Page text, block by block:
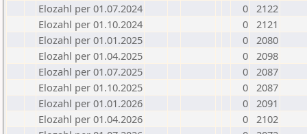
Elozahl per 01.07.2024
0 2122
Elozahl per 01.10.2024
0 2121
Elozahl per 01.01.2025
0 2080
Elozahl per 01.04.2025
0 2098
Elozahl per 01.07.2025
0 2087
Elozahl per 01.10.2025
0 2087
Elozahl per 01.01.2026
0 2091
Elozahl per 01.04.2026
0 2102